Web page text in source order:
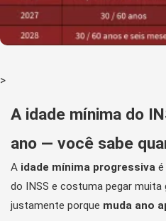
>
A idade mínima do
ano — você sabe
A idade mínima progressiva
do INSS e costuma pegar muita
justamente porque muda ano